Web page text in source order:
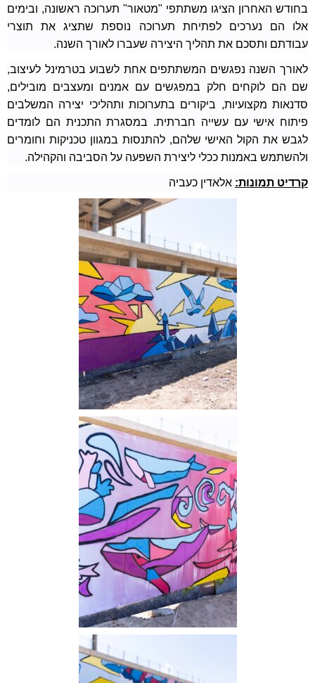
בחודש האחרון הציגו משתתפי "מטאור" תערוכה ראשונה, ובימים
אלו הם נערכים לפתיחת תערוכה נוספת שתציג את תוצרי
עבודתם ותסכם את תהליך היצירה שעברו לאורך השנה.
לאורך השנה נפגשים המשתתפים אחת לשבוע בטרמינל לעיצוב,
שם הם לוקחים חלק במפגשים עם אמנים ומעצבים מובילים,
סדנאות מקצועיות, ביקורים בתערוכות ותהליכי יצירה המשלבים
פיתוח אישי עם עשייה חברתית. במסגרת התכנית הם לומדים
לגבש את הקול האישי שלהם, להתנסות במגוון טכניקות וחומרים
ולהשתמש באמנות ככלי ליצירת השפעה על הסביבה והקהילה.
קרדיט תמונות: אלאדין כעביה